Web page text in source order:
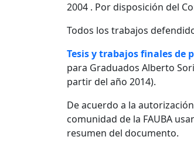
2004 . Por disposición del
Todos los trabajos
Tesis y trabajos finales de
para Graduados Alberto
partir del año 2014).
De acuerdo a la
comunidad de la FAUBA
resumen del documento.